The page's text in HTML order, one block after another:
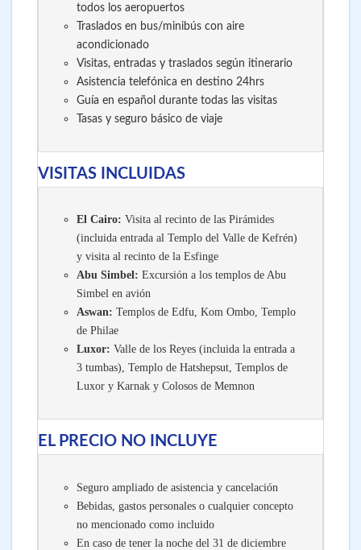
todos los aeropuertos
Traslados en bus/minibús con aire
acondicionado
Visitas, entradas y traslados según itinerario
Asistencia telefónica en destino 24hrs
Guía en español durante todas las visitas
Tasas y seguro básico de viaje
VISITAS INCLUIDAS
El Cairo: Visita al recinto de las Pirámides
(incluida entrada al Templo del Valle de Kefrén)
y visita al recinto de la Esfinge
Abu Simbel: Excursión a los templos de Abu
Simbel en avión
Aswan: Templos de Edfu, Kom Ombo, Templo
de Philae
Luxor: Valle de los Reyes (incluida la entrada a
3 tumbas), Templo de Hatshepsut, Templos de
Luxor y Karnak y Colosos de Memnon
EL PRECIO NO INCLUYE
Seguro ampliado de asistencia y cancelación
Bebidas, gastos personales o cualquier concepto
no mencionado como incluido
En caso de tener la noche del 31 de diciembre